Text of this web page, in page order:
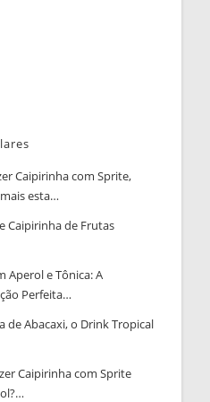
Caipirinha com Sprite,
esta…
Caipirinha de Frutas
Aperol e Tônica: A
Perfeita…
de Abacaxi, o Drink Tropical
Caipirinha com Sprite